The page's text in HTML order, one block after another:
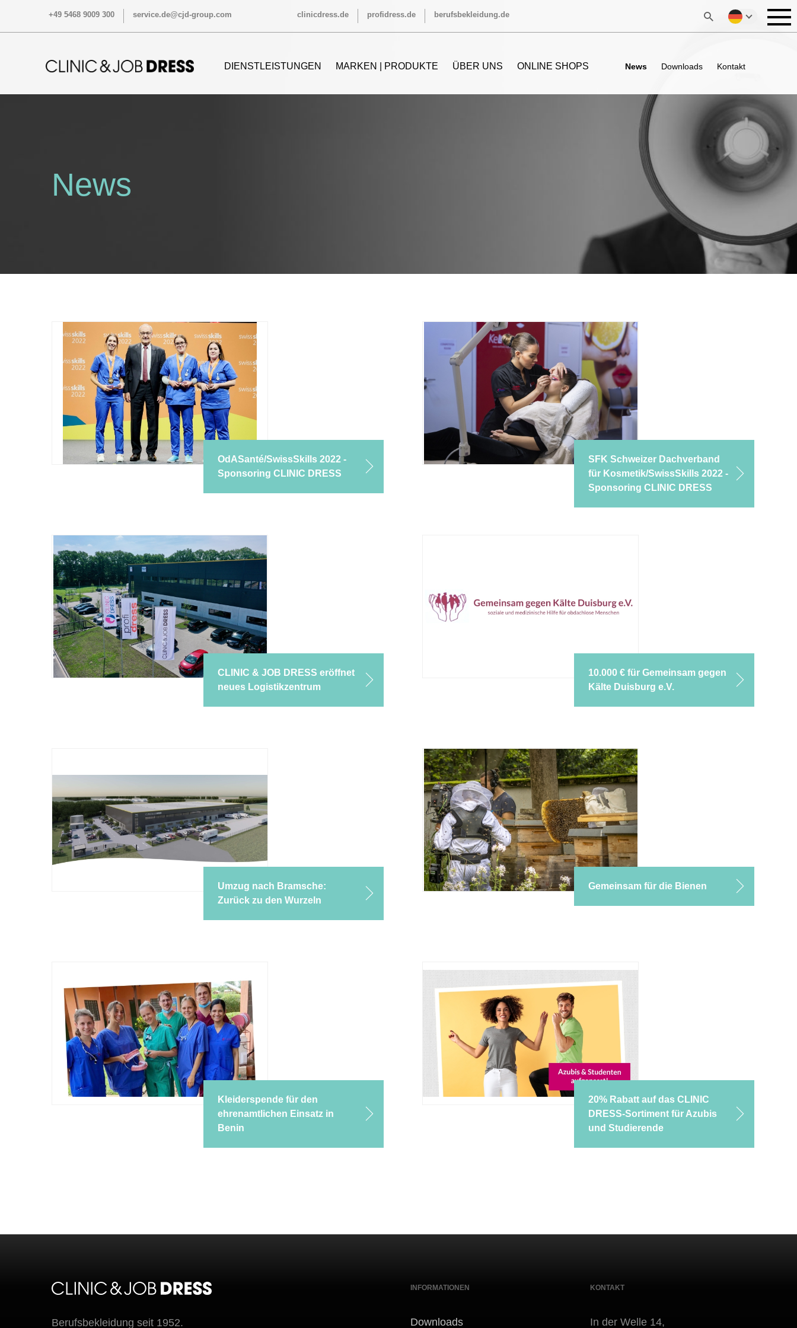
+49 5468 9009 300 service.de@cjd-group.com clinicdress.de profidress.de berufsbekleidung.de
DIENSTLEISTUNGEN MARKEN | PRODUKTE ÜBER UNS ONLINE SHOPS News Downloads Kontakt
News
OdASanté/SwissSkills 2022 -
Sponsoring CLINIC DRESS
SFK Schweizer Dachverband
für Kosmetik/SwissSkills 2022 -
Sponsoring CLINIC DRESS
CLINIC & JOB DRESS eröffnet
neues Logistikzentrum
10.000 € für Gemeinsam gegen
Kälte Duisburg e.V.
Umzug nach Bramsche:
Zurück zu den Wurzeln
Gemeinsam für die Bienen
Kleiderspende für den
ehrenamtlichen Einsatz in
Benin
20% Rabatt auf das CLINIC
DRESS-Sortiment für Azubis
und Studierende
Berufsbekleidung seit 1952.
INFORMATIONEN
Downloads
KONTAKT
In der Welle 14,